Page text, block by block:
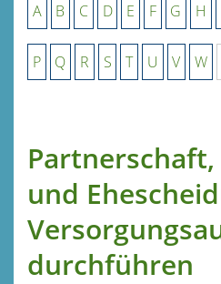
A B C D E F G H
P Q R S T U V W
und
durchführen